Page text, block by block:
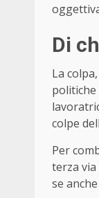
Di
La
politiche
colpe
Per
terza via
se